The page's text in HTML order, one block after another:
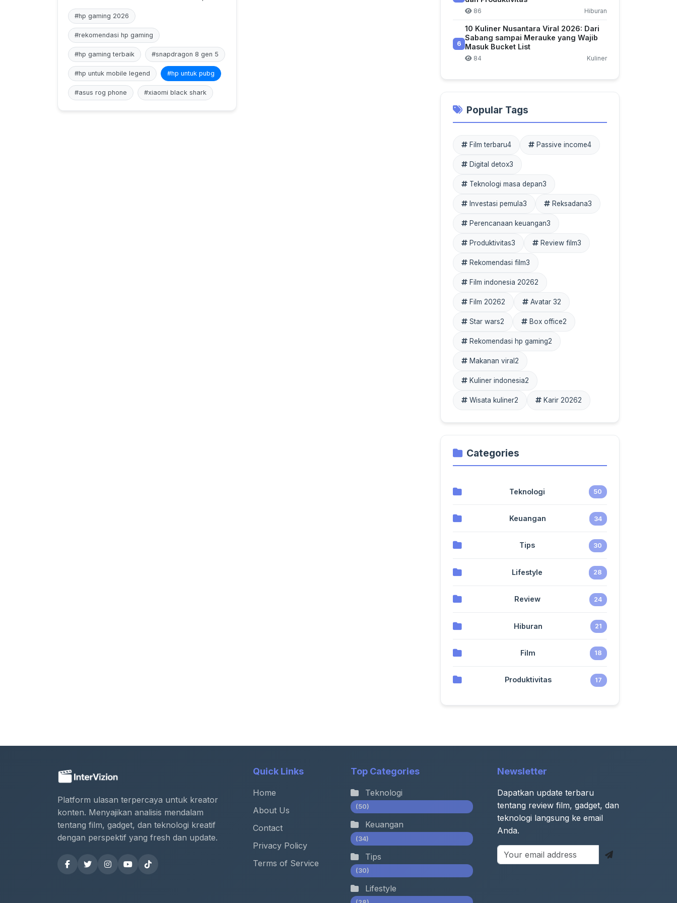
#hp gaming 2026
#rekomendasi hp gaming
#hp gaming terbaik #snapdragon 8 gen 5
#hp untuk mobile legend #hp untuk pubg
#asus rog phone #xiaomi black shark
86 Hiburan
6
10 Kuliner Nusantara Viral 2026: Dari
Sabang sampai Merauke yang Wajib
Masuk Bucket List
84 Kuliner
Popular Tags
Film terbaru4 Passive income4
Digital detox3
Teknologi masa depan3
Investasi pemula3 Reksadana3
Perencanaan keuangan3
Produktivitas3 Review film3
Rekomendasi film3
Film indonesia 20262
Film 20262 Avatar 32
Star wars2 Box office2
Rekomendasi hp gaming2
Makanan viral 2
Kuliner indonesia2
Wisata kuliner2 Karir 20262
Categories
Teknologi 50
Keuangan 34
Tips 30
Lifestyle 28
Review 24
Hiburan 21
Film 18
Produktivitas 17
Platform ulasan terpercaya untuk kreator
konten. Menyajikan analisis mendalam
tentang film, gadget, dan teknologi kreatif
dengan perspektif yang fresh dan update.
Quick Links
Home
About Us
Contact
Privacy Policy
Terms of Service
Top Categories
Teknologi
(50)
Keuangan
(34)
Tips
(30)
Lifestyle
Newsletter
Dapatkan update terbaru
tentang review film, gadget, dan
teknologi langsung ke email
Anda.